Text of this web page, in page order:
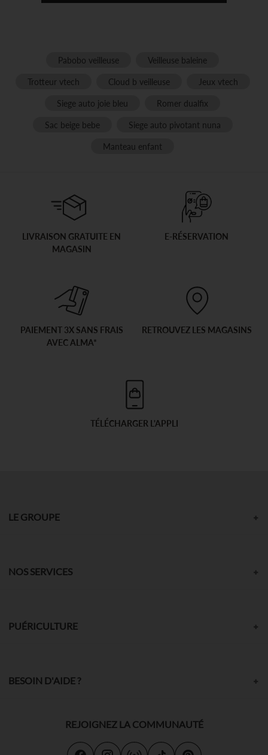
Pabobo veilleuse
Veilleuse baleine
Trotteur vtech
Cloud b veilleuse
Jeux vtech
Siege auto joie bleu
Romer dualfix
Sac beige bebe
Siege auto pivotant nuna
Manteau enfant
LIVRAISON GRATUITE EN
MAGASIN
E-RÉSERVATION
PAIEMENT 3X SANS FRAIS
AVEC ALMA*
RETROUVEZ LES MAGASINS
TÉLÉCHARGER L'APPLI
LE GROUPE
NOS SERVICES
PUÉRICULTURE
BESOIN D'AIDE ?
REJOIGNEZ LA COMMUNAUTÉ